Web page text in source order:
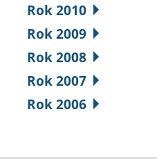
Rok 2010
Rok 2009
Rok 2008
Rok 2007
Rok 2006